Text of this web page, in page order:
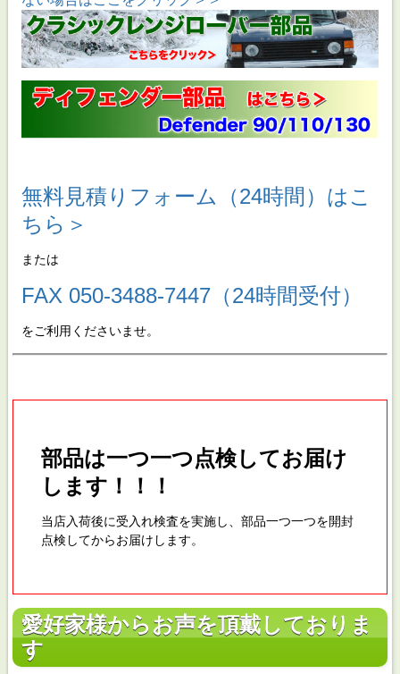
無料見積りフォーム（24時間）はこ
ちら＞
または
FAX 050-3488-7447（24時間受付）
をご利用くださいませ。
部品は一つ一つ点検してお届け
します！！！
当店入荷後に受入れ検査を実施し、部品一つ一つを開封
点検してからお届けします。
愛好家様からお声を頂戴しておりま
す